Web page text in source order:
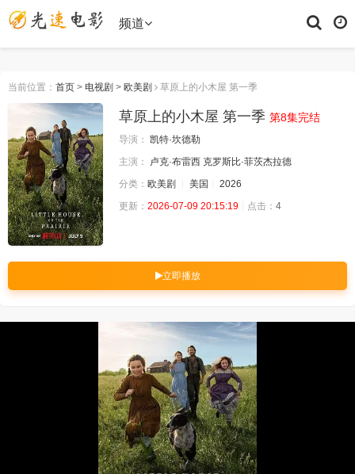
频道
当前位置： 首页 > 电视剧 > 欧美剧 草原上的小木屋 第一季
草原上的小木屋 第一季 第8集完结
导演： 凯特·坎德勒
主演：
卢克·布雷西 克罗斯比·菲茨杰拉德
分类： 欧美剧 美国
2026
更新： 2026-07-09 20:15:19 点击： 4
立即播放